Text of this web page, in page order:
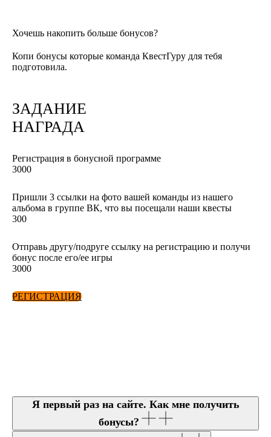
Хочешь накопить больше бонусов?
Копи бонусы которые команда КвестГуру для тебя
подготовила.
ЗАДАНИЕ
НАГРАДА
Регистрация в бонусной программе
3000
Пришли 3 ссылки на фото вашей команды из нашего
альбома в группе ВК, что вы посещали наши квесты
300
Отправь другу/подруге ссылку на регистрацию и получи
бонус после его/ее игры
3000
РЕГИСТРАЦИЯ
Я первый раз на сайте. Как мне получить
бонусы?